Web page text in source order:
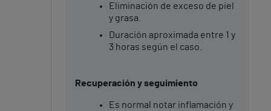
Eliminación de exceso de piel
y grasa.
Duración aproximada entre 1 y
3 horas según el caso.
Recuperación y seguimiento
Es normal notar inflamación y